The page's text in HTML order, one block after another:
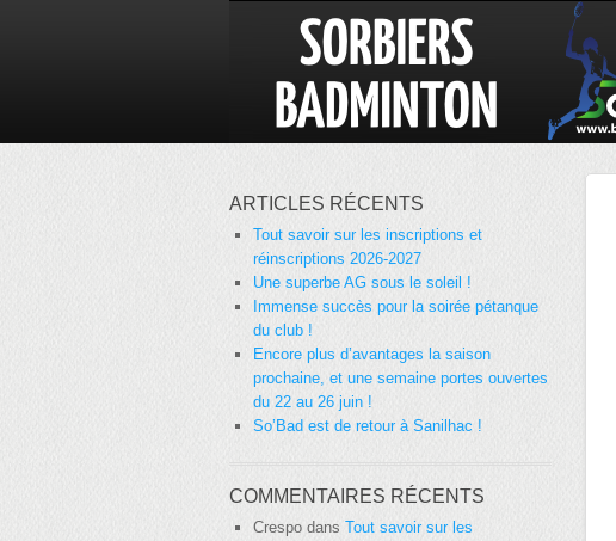
ARTICLES RÉCENTS
Tout savoir sur les inscriptions et
réinscriptions 2026-2027
Une superbe AG sous le soleil !
Immense succès pour la soirée pétanque
du club !
Encore plus d’avantages la saison
prochaine, et une semaine portes ouvertes
du 22 au 26 juin !
So’Bad est de retour à Sanilhac !
COMMENTAIRES RÉCENTS
Crespo dans Tout savoir sur les